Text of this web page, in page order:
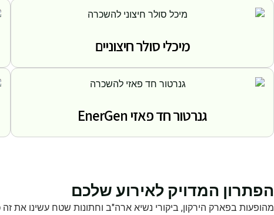
מיכלי סולר חיצוניים
גנרטור חד פאזי EnerGen
הפתרון המדויק לאירוע שלכם
מהופעות בפארק הירקון, ביקורי נשיא ארה"ב וחתונות שטח עשינו את